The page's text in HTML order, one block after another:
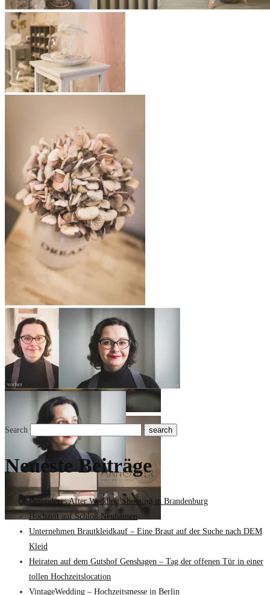
Search
Neueste Beiträge
Besonderes After Wedding Shooting in Brandenburg
Hochzeit auf Schloß Neuhausen
Unternehmen Brautkleidkauf – Eine Braut auf der Suche nach DEM
Kleid
Heiraten auf dem Gutshof Genshagen – Tag der offenen Tür in einer
tollen Hochzeitslocation
VintageWedding – Hochzeitsmesse in Berlin